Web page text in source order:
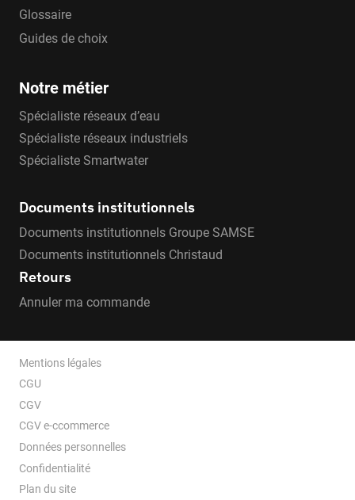
Glossaire
Guides de choix
Notre métier
Spécialiste réseaux d’eau
Spécialiste réseaux industriels
Spécialiste Smartwater
Documents institutionnels
Documents institutionnels Groupe SAMSE
Documents institutionnels Christaud
Retours
Annuler ma commande
Mentions légales
CGU
CGV
CGV e-ccommerce
Données personnelles
Confidentialité
Plan du site